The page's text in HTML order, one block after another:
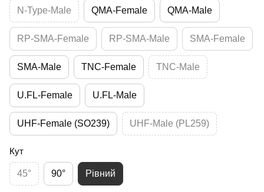
N-Type-Male QMA-Female QMA-Male
RP-SMA-Female RP-SMA-Male SMA-Female
SMA-Male TNC-Female TNC-Male
U.FL-Female U.FL-Male
UHF-Female (SO239) UHF-Male (PL259)
Кут
45° 90° Рівний